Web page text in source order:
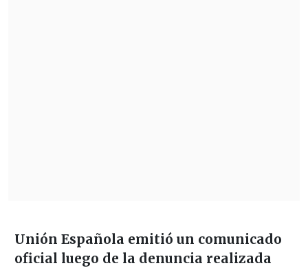
Unión Española emitió un comunicado
oficial luego de la denuncia realizada